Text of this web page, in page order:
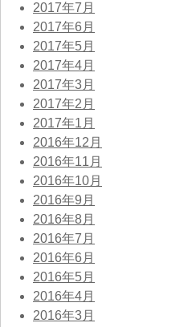
2017年7月
2017年6月
2017年5月
2017年4月
2017年3月
2017年2月
2017年1月
2016年12月
2016年11月
2016年10月
2016年9月
2016年8月
2016年7月
2016年6月
2016年5月
2016年4月
2016年3月